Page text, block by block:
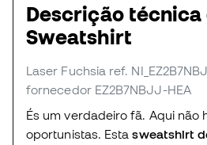
Descrição técnica
Sweatshirt
Laser Fuchsia ref.
fornecedor EZ2B7NBJJ-HEA
És um verdadeiro fã. Aqui não
oportunistas. Estasweatshirt